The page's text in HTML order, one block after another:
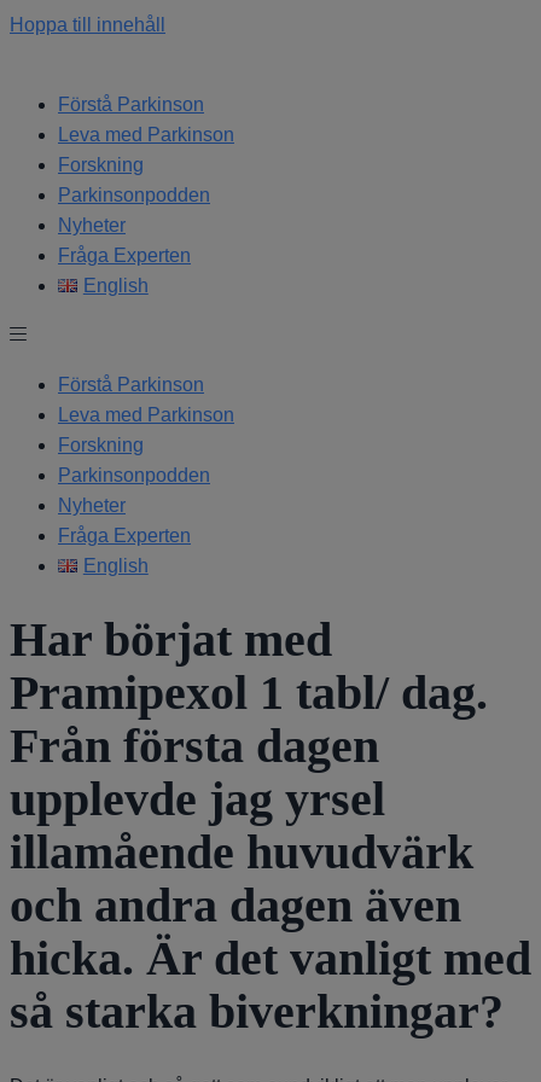
Hoppa till innehåll
Förstå Parkinson
Leva med Parkinson
Forskning
Parkinsonpodden
Nyheter
Fråga Experten
English
Förstå Parkinson
Leva med Parkinson
Forskning
Parkinsonpodden
Nyheter
Fråga Experten
English
Har börjat med
Pramipexol 1 tabl/ dag.
Från första dagen
upplevde jag yrsel
illamående huvudvärk
och andra dagen även
hicka. Är det vanligt med
så starka biverkningar?